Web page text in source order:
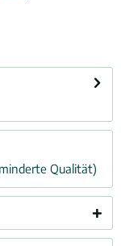
Qualität)